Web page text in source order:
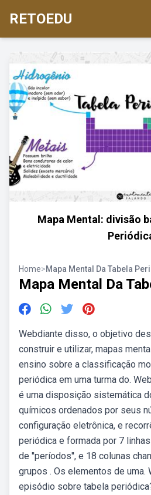
RETOEDU
Mapa Mental: divisão
Home>Mapa Mental Da Tabela
Mapa Mental Da
Webdiante disso, o objetivo
construir e utilizar, mapas
ensino sobre a classificação
periódica em uma turma do.
é uma disposição sistemática
químicos ordenados por seus
configuração eletrônica, e
periódica e formada por 7
de ''períodos'', e 18 colunas
grupos . Os elementos de uma.
episódio sobre tabela